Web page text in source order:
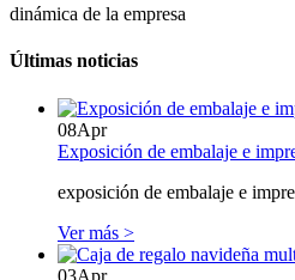
dinámica de la empresa
Últimas noticias
08Apr
Exposición de embalaje e
exposición de embalaje e
Ver más >
03Apr